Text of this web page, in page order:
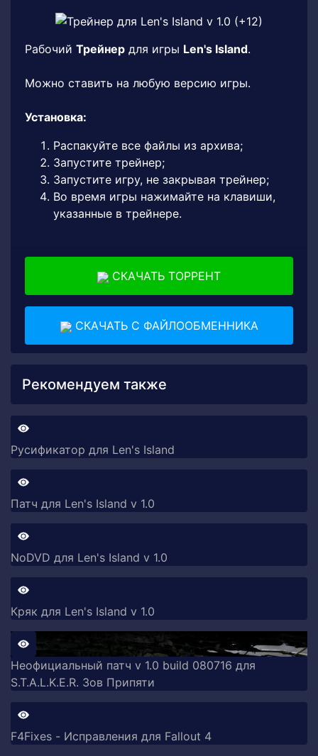
Рабочий Трейнер для игры Len's Island.
Можно ставить на любую версию игры.
Установка:
Распакуйте все файлы из архива;
Запустите трейнер;
Запустите игру, не закрывая трейнер;
Во время игры нажимайте на клавиши,
указанные в трейнере.
СКАЧАТЬ ТОРРЕНТ
СКАЧАТЬ С ФАЙЛООБМЕННИКА
Рекомендуем также
Русификатор для Len's Island
Патч для Len's Island v 1.0
NoDVD для Len's Island v 1.0
Кряк для Len's Island v 1.0
Неофициальный патч v 1.0 build 080716 для
S.T.A.L.K.E.R. Зов Припяти
F4Fixes - Исправления для Fallout 4